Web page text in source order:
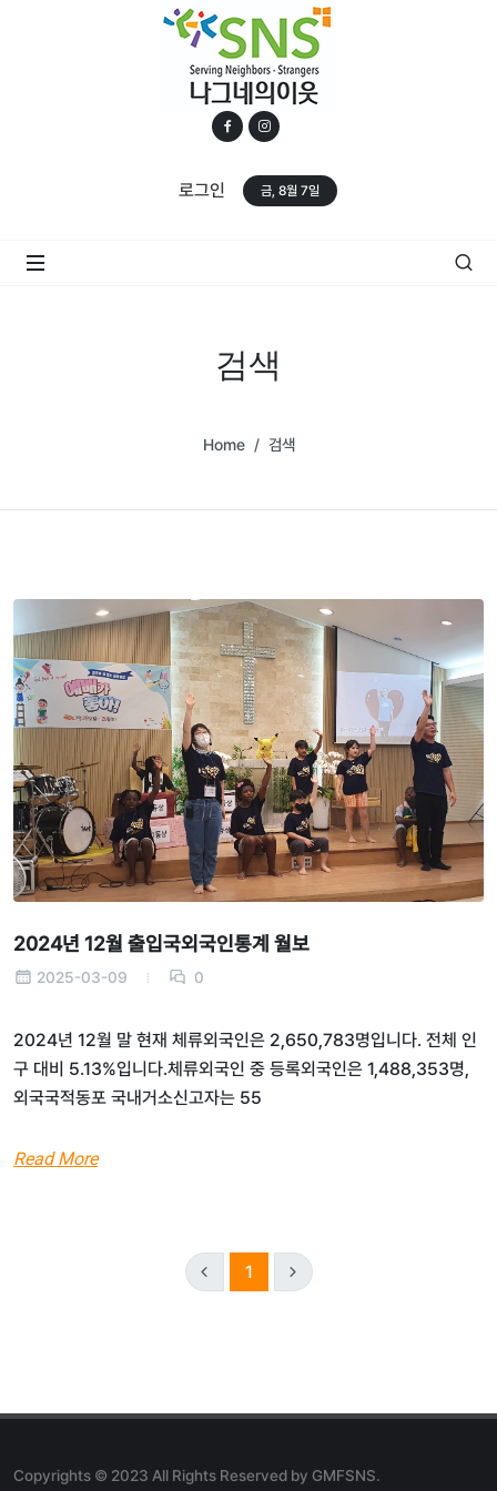
로그인 금, 8월 7일
검색
Home 검색
2024년 12월 출입국외국인통계 월보
2025-03-09 0
2024년 12월 말 현재 체류외국인은 2,650,783명입니다. 전체 인
구 대비 5.13%입니다.체류외국인 중 등록외국인은 1,488,353명,
외국국적동포 국내거소신고자는 55
Read More
1
Copyrights © 2023 All Rights Reserved by GMFSNS.